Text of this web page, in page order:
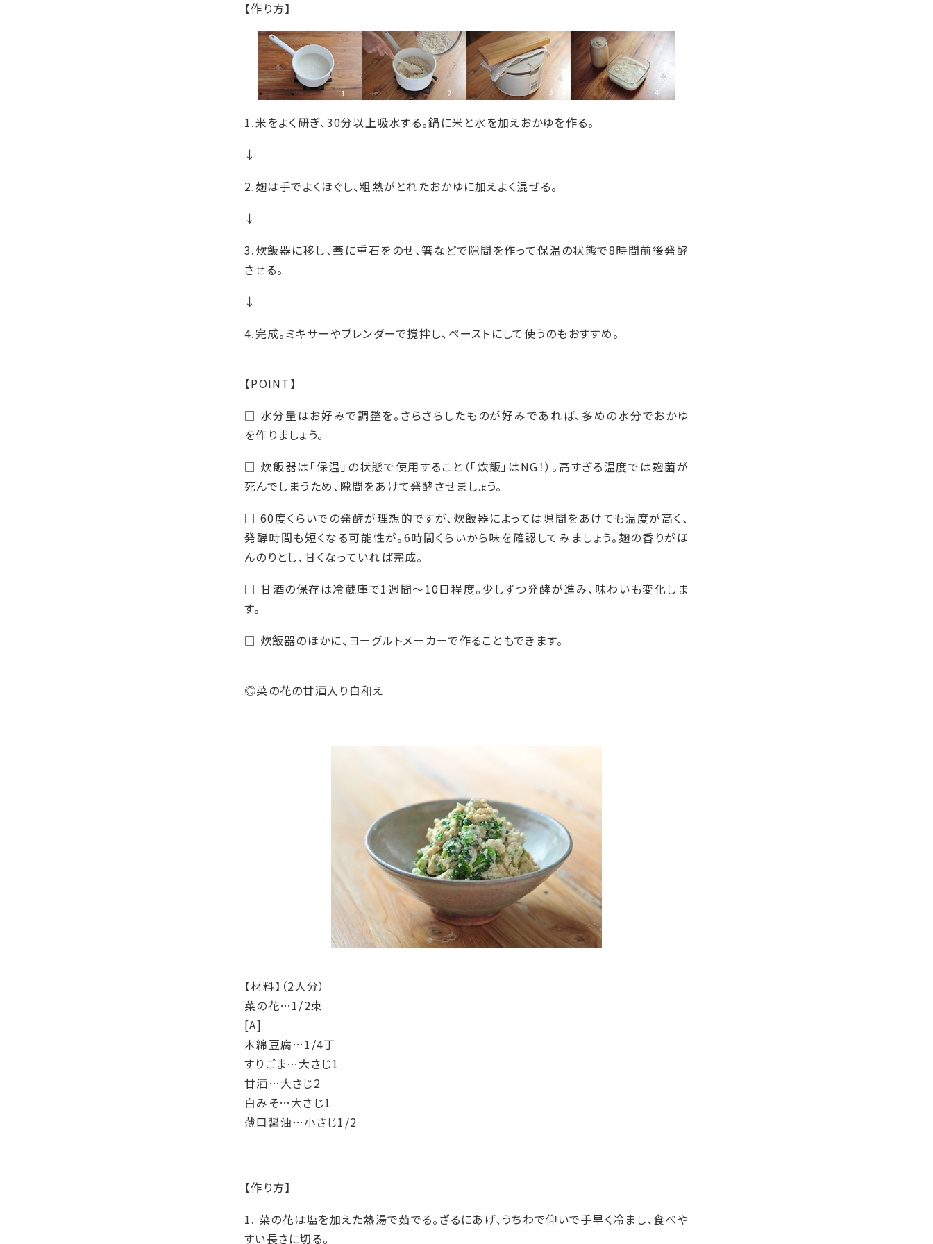
【作り方】
1.米をよく研ぎ、30分以上吸水する。鍋に米と水を加えおかゆを作る。
↓
2.麹は手でよくほぐし、粗熱がとれたおかゆに加えよく混ぜる。
↓
3.炊飯器に移し、蓋に重石をのせ、箸などで隙間を作って保温の状態で8時間前後発酵
させる。
↓
4.完成。ミキサーやブレンダーで撹拌し、ペーストにして使うのもおすすめ。
【POINT】
□ 水分量はお好みで調整を。さらさらしたものが好みであれば、多めの水分でおかゆ
を作りましょう。
□ 炊飯器は「保温」の状態で使用すること（「炊飯」はNG！）。高すぎる温度では麹菌が
死んでしまうため、隙間をあけて発酵させましょう。
□ 60度くらいでの発酵が理想的ですが、炊飯器によっては隙間をあけても温度が高く、
発酵時間も短くなる可能性が。6時間くらいから味を確認してみましょう。麹の香りがほ
んのりとし、甘くなっていれば完成。
□ 甘酒の保存は冷蔵庫で1週間～10日程度。少しずつ発酵が進み、味わいも変化しま
す。
□ 炊飯器のほかに、ヨーグルトメーカーで作ることもできます。
◎菜の花の甘酒入り白和え
【材料】（2人分）
菜の花…1/2束
[A]
木綿豆腐…1/4丁
すりごま…大さじ1
甘酒…大さじ2
白みそ…大さじ1
薄口醤油…小さじ1/2
【作り方】
1. 菜の花は塩を加えた熱湯で茹でる。ざるにあげ、うちわで仰いで手早く冷まし、食べや
すい長さに切る。